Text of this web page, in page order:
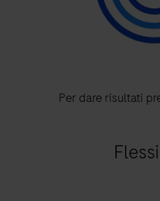
Per dare risultati